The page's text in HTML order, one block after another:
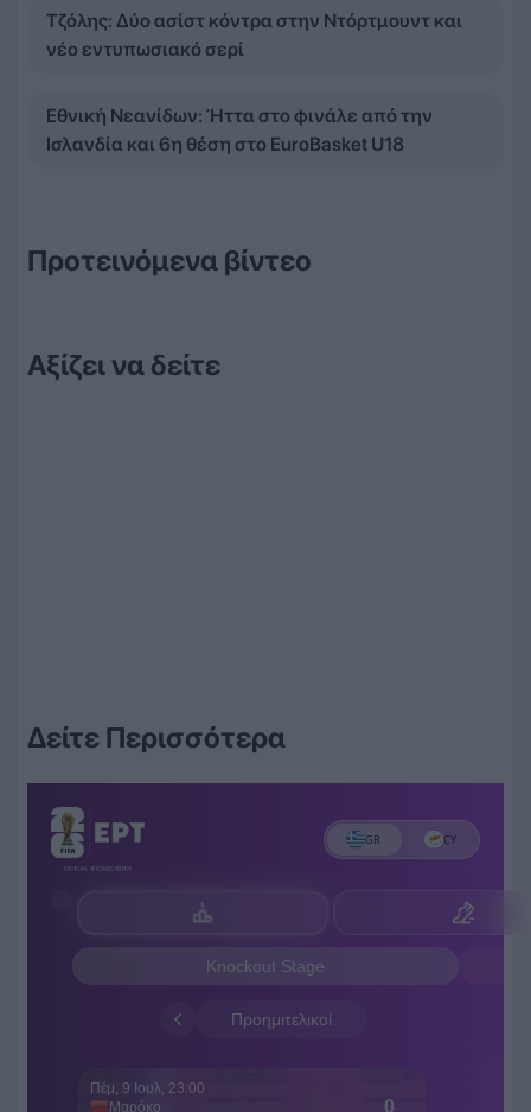
Τζόλης: Δύο ασίστ κόντρα στην Ντόρτμουντ και
νέο εντυπωσιακό σερί
Εθνική Νεανίδων: Ήττα στο φινάλε από την
Ισλανδία και 6η θέση στο EuroBasket U18
Προτεινόμενα βίντεο
Αξίζει να δείτε
Δείτε Περισσότερα